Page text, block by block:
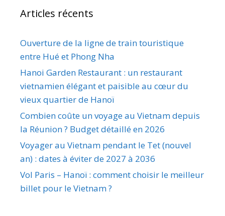
Articles récents
Ouverture de la ligne de train touristique
entre Hué et Phong Nha
Hanoi Garden Restaurant : un restaurant
vietnamien élégant et paisible au cœur du
vieux quartier de Hanoï
Combien coûte un voyage au Vietnam depuis
la Réunion ? Budget détaillé en 2026
Voyager au Vietnam pendant le Tet (nouvel
an) : dates à éviter de 2027 à 2036
Vol Paris – Hanoï : comment choisir le meilleur
billet pour le Vietnam ?